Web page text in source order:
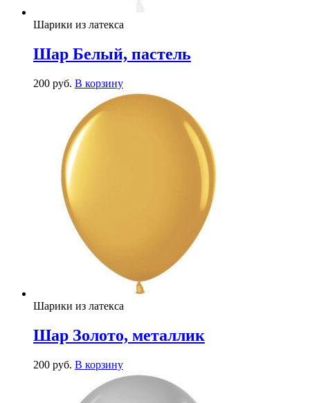
Шарики из латекса
Шар Белый, пастель
200 руб. В корзину
Шарики из латекса
Шар Золото, металлик
200 руб. В корзину